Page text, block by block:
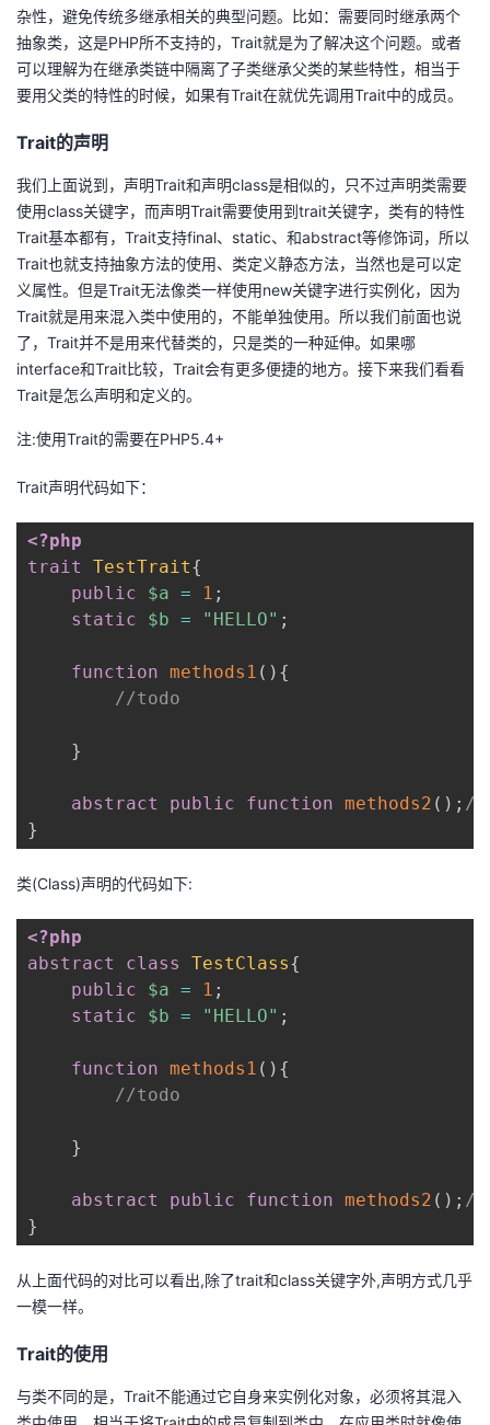
发
者
学
堂
我
的
课
程
我
的
认
我
的
我
藏
Programs
的
支
持
我
的
技
术
支
持
我
的
云
声
建
杂性，避免传统多继承相关的典型问题。比如：需要同时继承两个
抽象类，这是PHP所不支持的，Trait就是为了解决这个问题。或者
可以理解为在继承类链中隔离了子类继承父类的某些特性，相当于
要用父类的特性的时候，如果有Trait在就优先调用Trait中的成员。
Trait的声明
我们上面说到，声明Trait和声明class是相似的，只不过声明类需要
使用class关键字，而声明Trait需要使用到trait关键字，类有的特性
Trait基本都有，Trait支持final、static、和abstract等修饰词，所以
Trait也就支持抽象方法的使用、类定义静态方法，当然也是可以定
义属性。但是Trait无法像类一样使用new关键字进行实例化，因为
Trait就是用来混入类中使用的，不能单独使用。所以我们前面也说
了，Trait并不是用来代替类的，只是类的一种延伸。如果哪
interface和Trait比较，Trait会有更多便捷的地方。接下来我们看看
Trait是怎么声明和定义的。
注:使用Trait的需要在PHP5.4+
Trait声明代码如下：
<?php
trait
TestTrait{
public
$a = 1 ;
static
$b = "HELLO" ;
function methods1 ( ) {
//todo
}
abstract public function methods2 ( ) ; //
}
类(Class)声明的代码如下:
<?php
abstract
class TestClass{
public
$a = 1 ;
static
$b = "HELLO" ;
function methods1 ( ) {
//todo
}
abstract public function methods2 ( ) ; //
}
从上面代码的对比可以看出,除了trait和class关键字外,声明方式几乎
一模一样。
Trait的使用
与类不同的是，Trait不能通过它自身来实例化对象，必须将其混入